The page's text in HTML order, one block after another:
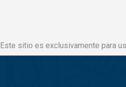
Este sitio es exclusivamente para